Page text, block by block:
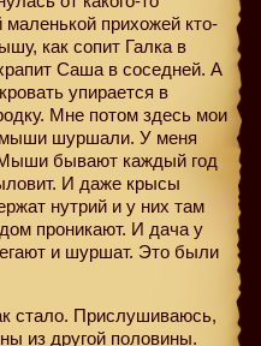
прихожей кто-
как сопит Галка в
Саша в соседней. А
упирается в
Мне потом здесь мои
мыши шуршали. У меня
бывают каждый год
И даже крысы
нутрий и у них там
проникают. И дача у
и шуршат. Это были
стало. Прислушиваюсь,
из другой половины.